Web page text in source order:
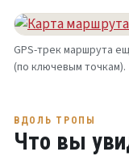
GPS-трек маршрута
(по ключевым точкам).
ВДОЛЬ ТРОПЫ
Что вы